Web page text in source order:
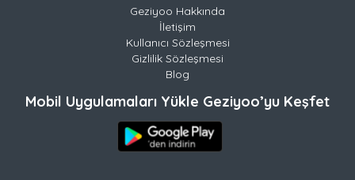
Geziyoo Hakkında
İletişim
Kullanıcı Sözleşmesi
Gizlilik Sözleşmesi
Blog
Mobil Uygulamaları Yükle Geziyoo’yu Keşfet